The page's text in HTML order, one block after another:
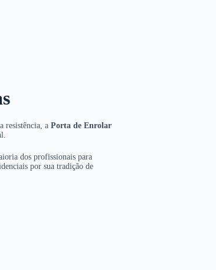
resistência, a Porta de Enrolar
dos profissionais para
por sua tradição de